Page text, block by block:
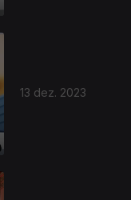
13 dez. 2023